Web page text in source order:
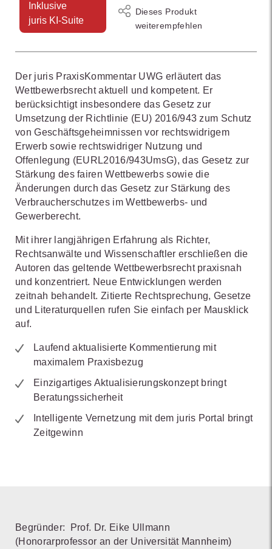
Inklusive
juris KI-Suite
Der juris PraxisKommentar UWG erläutert das
Wettbewerbsrecht aktuell und kompetent. Er
berücksichtigt insbesondere das Gesetz zur
Umsetzung der Richtlinie (EU) 2016/943 zum Schutz
von Geschäftsgeheimnissen vor rechtswidrigem
Erwerb sowie rechtswidriger Nutzung und
Offenlegung (EURL2016/943UmsG), das Gesetz zur
Stärkung des fairen Wettbewerbs sowie die
Änderungen durch das Gesetz zur Stärkung des
Verbraucherschutzes im Wettbewerbs- und
Gewerberecht.
Mit ihrer langjährigen Erfahrung als Richter,
Rechtsanwälte und Wissenschaftler erschließen die
Autoren das geltende Wettbewerbsrecht praxisnah
und konzentriert. Neue Entwicklungen werden
zeitnah behandelt. Zitierte Rechtsprechung, Gesetze
und Literaturquellen rufen Sie einfach per Mausklick
auf.
Laufend aktualisierte Kommentierung mit
maximalem Praxisbezug
Einzigartiges Aktualisierungskonzept bringt
Beratungssicherheit
Intelligente Vernetzung mit dem juris Portal bringt
Zeitgewinn
Dieses Produkt
weiterempfehlen
Begründer:
Prof. Dr. Eike Ullmann
(Honorarprofessor an der Universität Mannheim)